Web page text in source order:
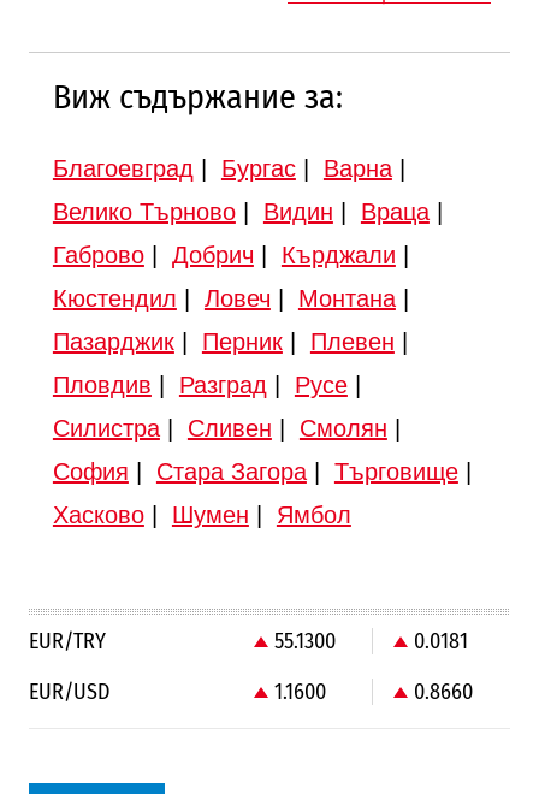
Виж съдържание за:
Благоевград| Бургас| Варна|
Велико Търново| Видин Враца|
Габрово| Добрич Кърджали
Кюстендил
Ловеч Монтана|
Пазарджик| Перник| Плевен
Пловдив
Разград| Русе|
Силистра| Сливен Смолян
София
Стара Загора| Търговище|
Хасково| Шумен Ямбол
EUR/TRY 55.1300
0.0181
EUR/USD
1.1600 0.8660